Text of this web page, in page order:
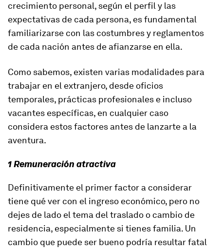
crecimiento personal, según el perfil y las
expectativas de cada persona, es fundamental
familiarizarse con las costumbres y reglamentos
de cada nación antes de afianzarse en ella.
Como sabemos, existen varias modalidades para
trabajar en el extranjero, desde oficios
temporales, prácticas profesionales e incluso
vacantes específicas, en cualquier caso
considera estos factores antes de lanzarte a la
aventura.
1 Remuneración atractiva
Definitivamente el primer factor a considerar
tiene qué ver con el ingreso económico, pero no
dejes de lado el tema del traslado o cambio de
residencia, especialmente si tienes familia. Un
cambio que puede ser bueno podría resultar fatal